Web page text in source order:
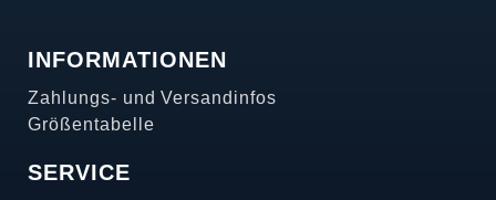
INFORMATIONEN
Zahlungs- und Versandinfos
Größentabelle
SERVICE